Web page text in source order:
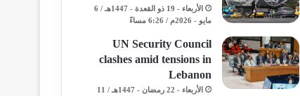
الأربعاء - 19 ذو القعدة - 1447هـ / 6
مايو - 2026م / 6:26 مساءً
UN Security Council
clashes amid tensions in
Lebanon
الأربعاء - 22 رمضان - 1447هـ / 11